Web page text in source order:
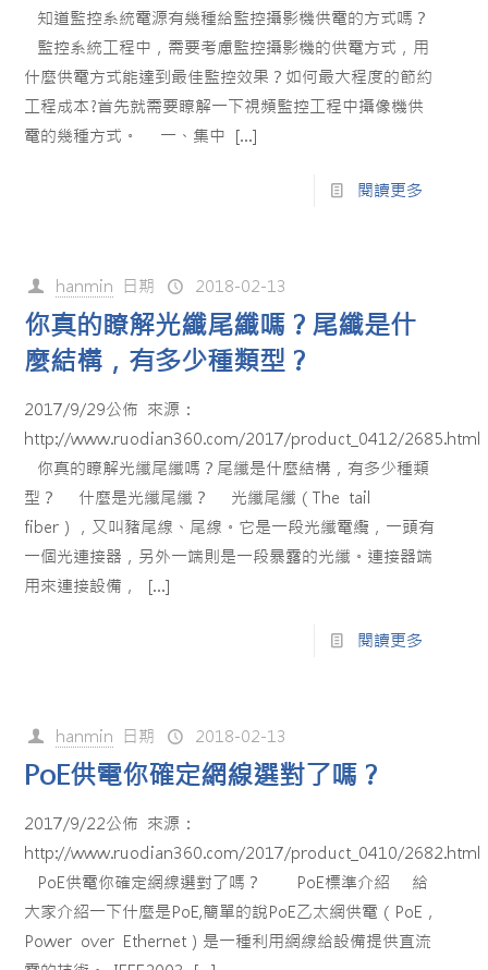
知道監控系統電源有幾種給監控攝影機供電的方式嗎？
監控系統工程中，需要考慮監控攝影機的供電方式，用
什麼供電方式能達到最佳監控效果？如何最大程度的節約
工程成本?首先就需要瞭解一下視頻監控工程中攝像機供
電的幾種方式。 一、集中 […]
閱讀更多
hanmin 日期 2018-02-13
你真的瞭解光纖尾纖嗎？尾纖是什
麼結構，有多少種類型？
2017/9/29公佈 來源：
http://www.ruodian360.com/2017/product_0412/2685.html
你真的瞭解光纖尾纖嗎？尾纖是什麼結構，有多少種類
型？ 什麼是光纖尾纖？ 光纖尾纖（The tail
fiber），又叫豬尾線、尾線。它是一段光纖電纜，一頭有
一個光連接器，另外一端則是一段暴露的光纖。連接器端
用來連接設備，
[…]
閱讀更多
hanmin 日期 2018-02-13
PoE供電你確定網線選對了嗎？
2017/9/22公佈 來源：
http://www.ruodian360.com/2017/product_0410/2682.html
PoE供電你確定網線選對了嗎？ PoE標準介紹 給
大家介紹一下什麼是PoE,簡單的說PoE乙太網供電（PoE，
Power over Ethernet）是一種利用網線給設備提供直流